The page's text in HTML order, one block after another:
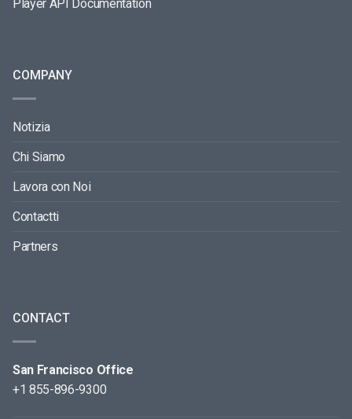
Player API Documentation
COMPANY
Notizia
Chi Siamo
Lavora con Noi
Contactti
Partners
CONTACT
San Francisco Office
+1 855-896-9300